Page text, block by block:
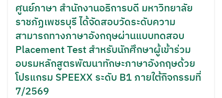
ศูนย์ภาษา สำนักงานอธิการบดี มหาวิทยาลัย
ราชภัฏเพชรบุรี ได้จัดสอบวัดระดับความ
สามารถทางภาษาอังกฤษผ่านแบบทดสอบ
Placement Test สำหรับนักศึกษาผู้เข้าร่วม
อบรมหลักสูตรพัฒนาทักษะภาษาอังกฤษด้วย
โปรแกรม SPEEXX ระดับ B1 ภายใต้กิจกรรมที่
7/2569